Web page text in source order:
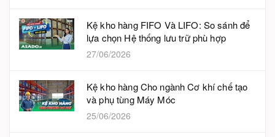
Kệ kho hàng FIFO Và LIFO: So sánh để
lựa chọn Hệ thống lưu trữ phù hợp
27/06/2026
Kệ kho hàng Cho ngành Cơ khí chế tạo
và phụ tùng Máy Móc
25/06/2026